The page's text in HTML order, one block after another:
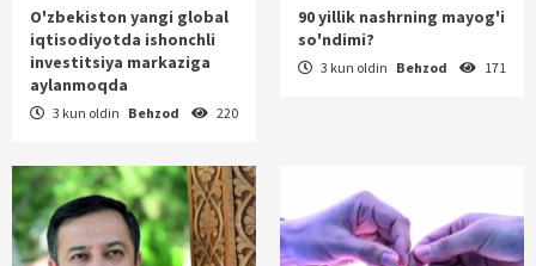
O'zbekiston yangi global
iqtisodiyotda ishonchli
investitsiya markaziga
aylanmoqda
3 kun oldin Behzod 220
90 yillik nashrning mayog'i
so'ndimi?
3 kun oldin Behzod 171